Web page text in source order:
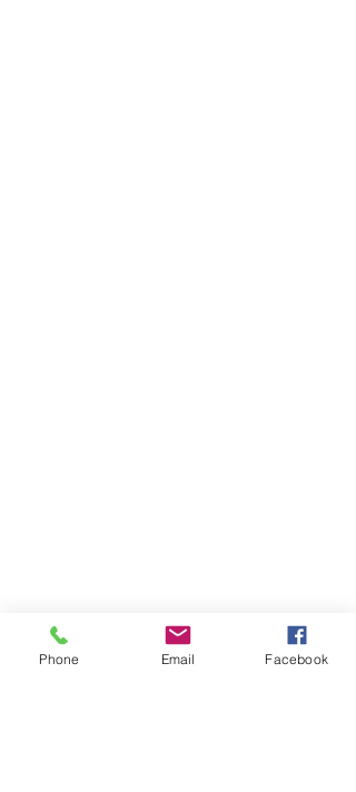
Phone Email Facebook